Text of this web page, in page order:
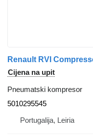
Cijena na upit
Pneumatski kompresor
5010295545
Portugalija, Leiria